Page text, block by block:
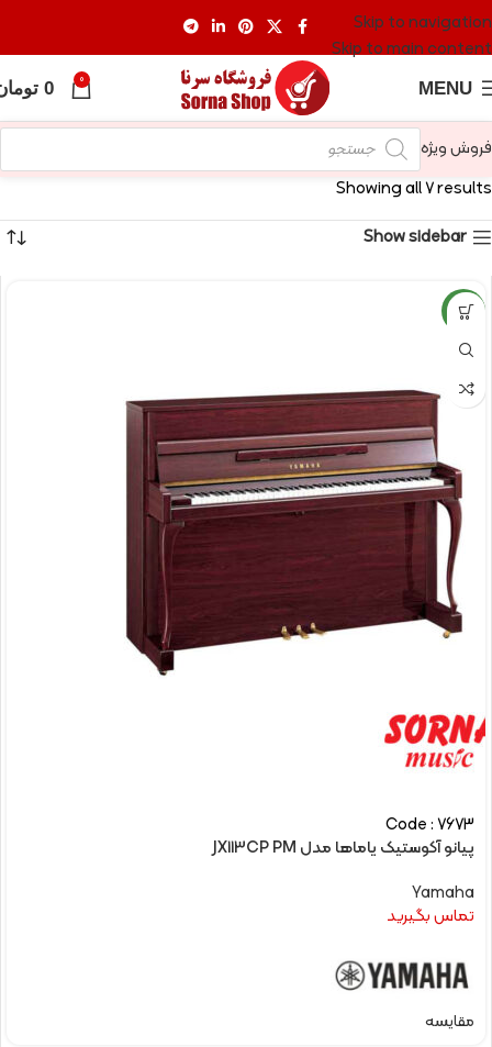
Skip to navigation
Skip to main content
MENU
0
0
فروش ویژه
Showing all 7 results
Show sidebar
NEW
Code : 7673
پیانو آکوستیک یاماها مدل JX113CP PM
Yamaha
تماس بگیرید
مقایسه